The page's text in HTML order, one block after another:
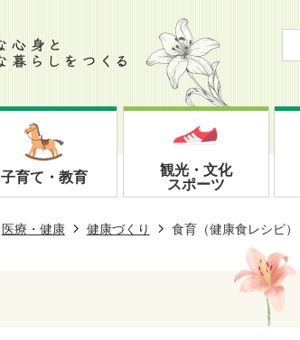
子育て・教育
観光・文化
スポーツ
医療・健康 健康づくり 食育（健康食レシピ）